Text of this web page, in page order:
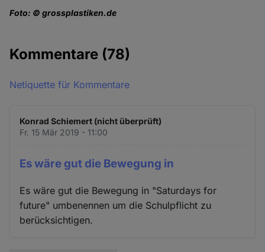
Foto: © grossplastiken.de
Kommentare (78)
Netiquette für Kommentare
Konrad Schiemert (nicht überprüft)
Fr. 15 Mär 2019 - 11:00
Es wäre gut die Bewegung in
Es wäre gut die Bewegung in "Saturdays for
future" umbenennen um die Schulpflicht zu
berücksichtigen.